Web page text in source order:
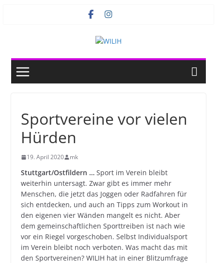
Sportvereine vor vielen
Hürden
19. April 2020 mk
Stuttgart/Ostfildern …Sport im Verein bleibt
weiterhin untersagt. Zwar gibt es immer mehr
Menschen, die jetzt das Joggen oder Radfahren für
sich entdecken, und auch an Tipps zum Workout in
den eigenen vier Wänden mangelt es nicht. Aber
dem gemeinschaftlichen Sporttreiben ist nach wie
vor ein Riegel vorgeschoben. Selbst Individualsport
im Verein bleibt noch verboten. Was macht das mit
den Sportvereinen? WILIH hat in einer Blitzumfrage